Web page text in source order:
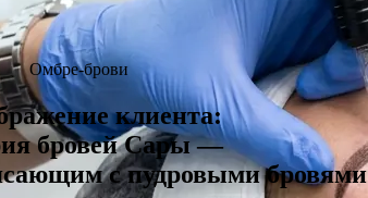
Омбре-брови
клиента:
бровей Сары —
с пудровыми бровями